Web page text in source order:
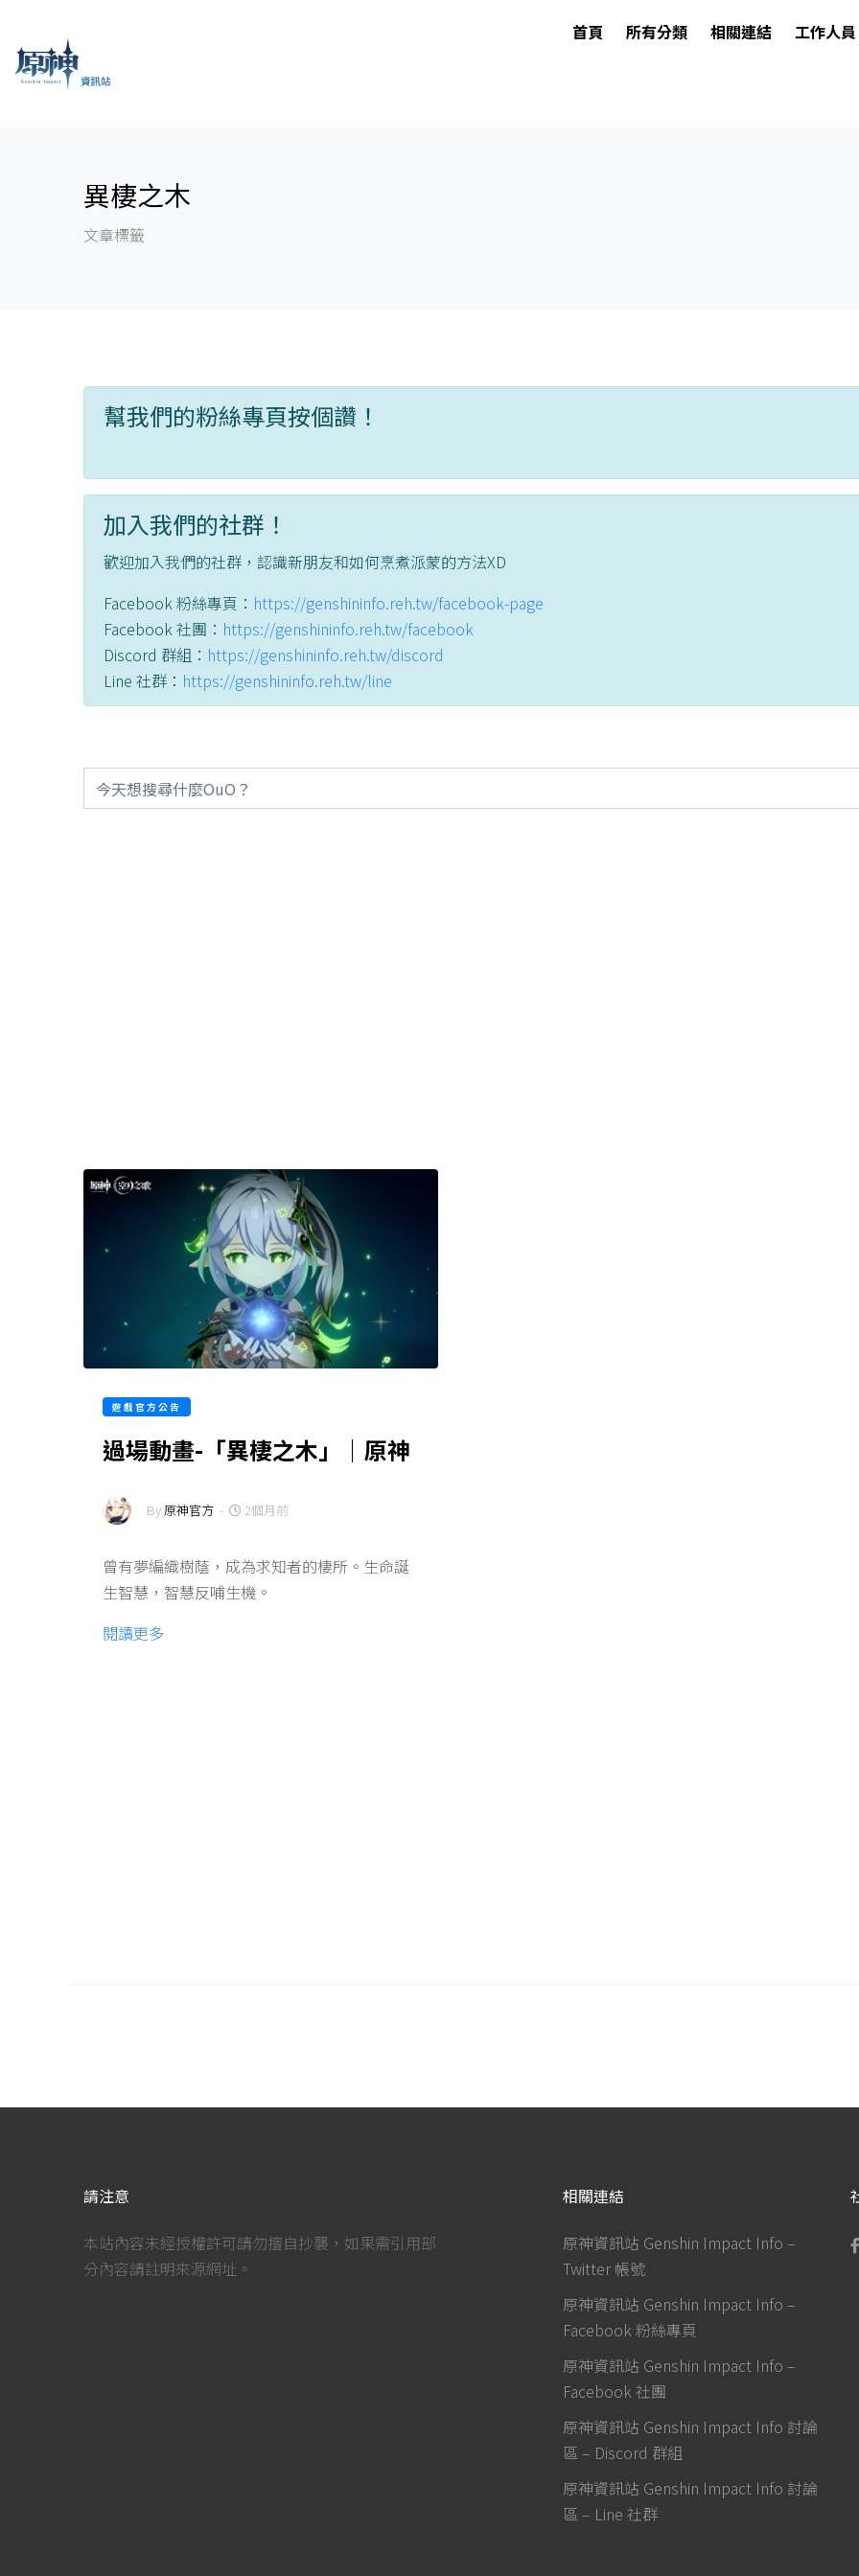
首頁 所有分類 相關連結 工作人員
異棲之木
文章標籤
幫我們的粉絲專頁按個讚！
加入我們的社群！
歡迎加入我們的社群，認識新朋友和如何烹煮派蒙的方法XD
Facebook 粉絲專頁： https://genshininfo.reh.tw/facebook-page
Facebook 社團： https://genshininfo.reh.tw/facebook
Discord 群組： https://genshininfo.reh.tw/discord
Line 社群： https://genshininfo.reh.tw/line
遊戲官方公告
過場動畫-「異棲之木」｜原神
By原神官方 - 2個月前
曾有夢編織樹蔭，成為求知者的棲所。生命誕
生智慧，智慧反哺生機。
閱讀更多
請注意
本站內容未經授權許可請勿擅自抄襲，如果需引用部
分內容請註明來源網址。
相關連結
原神資訊站 Genshin Impact Info –
Twitter 帳號
原神資訊站 Genshin Impact Info –
Facebook 粉絲專頁
原神資訊站 Genshin Impact Info –
Facebook 社團
原神資訊站 Genshin Impact Info 討論
區 – Discord 群組
原神資訊站 Genshin Impact Info 討論
區 – Line 社群